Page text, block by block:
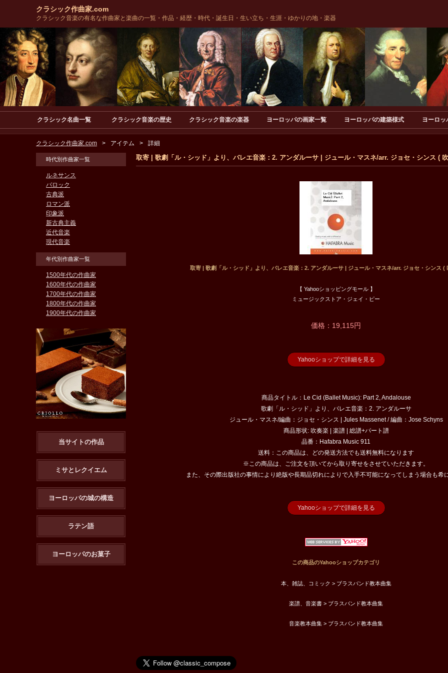
クラシック作曲家.com
クラシック音楽の有名な作曲家と楽曲の一覧・作品・経歴・時代・誕生日・生い立ち・生涯・ゆかりの地・楽器
クラシック名曲一覧 クラシック音楽の歴史 クラシック音楽の楽器 ヨーロッパの画家一覧 ヨーロッパの建築様式 ヨーロッ
クラシック作曲家.com アイテム 詳細
取寄 | 歌劇「ル・シッド」より、バレエ音楽：2. アンダルーサ | ジュール・マスネ/arr. ジョセ・シンス (
取寄 | 歌劇「ル・シッド」より、バレエ音楽：2. アンダルーサ | ジュール・マスネ/arr. ジョセ・シンス (
【 Yahooショッピングモール 】
ミュージックストア・ジェイ・ピー
価格：19,115円
Yahooショップで詳細を見る
商品タイトル：Le Cid (Ballet Music): Part 2, Andalouse
歌劇「ル・シッド」より、バレエ音楽：2. アンダルーサ
ジュール・マスネ/編曲：ジョセ・シンス | Jules Massenet / 編曲：Jose Schyns
商品形状: 吹奏楽 | 楽譜 | 総譜+パート譜
品番：Hafabra Music 911
送料：この商品は、どの発送方法でも送料無料になります
※この商品は、ご注文を頂いてから取り寄せをさせていただきます。
また、その際出版社の事情により絶版や長期品切れによりで入手不可能になってしまう場合も希
Yahooショップで詳細を見る
この商品のYahooショップカテゴリ
本、雑誌、コミック > ブラスバンド教本曲集
楽譜、音楽書 > ブラスバンド教本曲集
音楽教本曲集 > ブラスバンド教本曲集
時代別作曲家一覧
ルネサンス
バロック
古典派
ロマン派
印象派
新古典主義
近代音楽
現代音楽
年代別作曲家一覧
1500年代の作曲家
1600年代の作曲家
1700年代の作曲家
1800年代の作曲家
1900年代の作曲家
当サイトの作品
ミサとレクイエム
ヨーロッパの城の構造
ラテン語
ヨーロッパのお菓子